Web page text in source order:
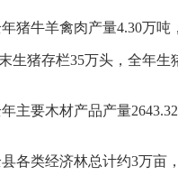
猪牛羊禽肉产量4.30万吨
生猪存栏35万头，全年生
主要木材产品产量
各类经济林总计约3万亩